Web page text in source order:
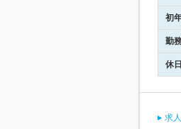
初
勤
休
求